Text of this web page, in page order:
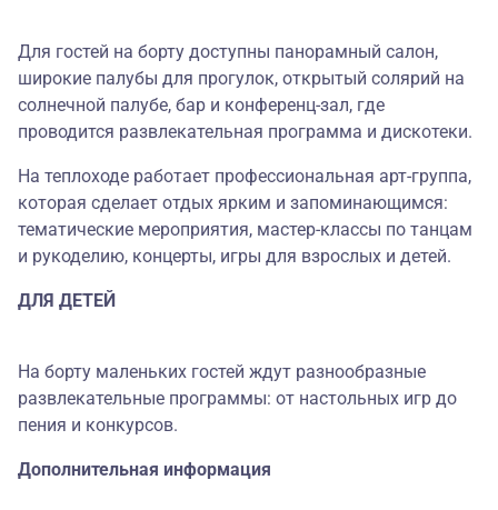
Для гостей на борту доступны панорамный салон,
широкие палубы для прогулок, открытый солярий на
солнечной палубе, бар и конференц-зал, где
проводится развлекательная программа и дискотеки.
На теплоходе работает профессиональная арт-группа,
которая сделает отдых ярким и запоминающимся:
тематические мероприятия, мастер-классы по танцам
и рукоделию, концерты, игры для взрослых и детей.
ДЛЯ ДЕТЕЙ
На борту маленьких гостей ждут разнообразные
развлекательные программы: от настольных игр до
пения и конкурсов.
Дополнительная информация